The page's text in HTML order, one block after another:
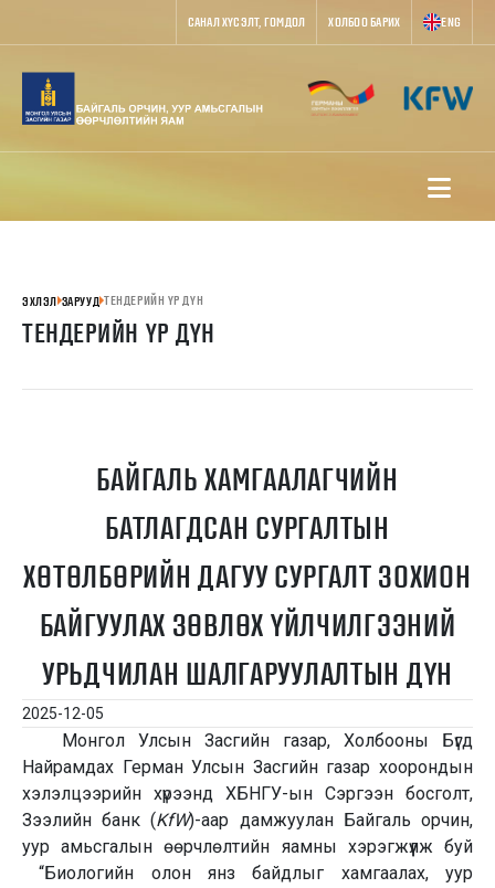
САНАЛ ХҮСЭЛТ, ГОМДОЛ ХОЛБОО БАРИХ ENG
ЭХЛЭЛ ЗАРУУД ТЕНДЕРИЙН ҮР ДҮН
ТЕНДЕРИЙН ҮР ДҮН
БАЙГАЛЬ ХАМГААЛАГЧИЙН
БАТЛАГДСАН СУРГАЛТЫН
ХӨТӨЛБӨРИЙН ДАГУУ СУРГАЛТ ЗОХИОН
БАЙГУУЛАХ ЗӨВЛӨХ ҮЙЛЧИЛГЭЭНИЙ
УРЬДЧИЛАН ШАЛГАРУУЛАЛТЫН ДҮН
2025-12-05
Монгол Улсын Засгийн газар, Холбооны Бүгд
Найрамдах Герман Улсын Засгийн газар хоорондын
хэлэлцээрийн хүрээнд ХБНГУ-ын Сэргээн босголт,
Зээлийн банк (KfW)-аар дамжуулан Байгаль орчин,
уур амьсгалын өөрчлөлтийн яамны хэрэгжүүлж буй
“Биологийн олон янз байдлыг хамгаалах, уур